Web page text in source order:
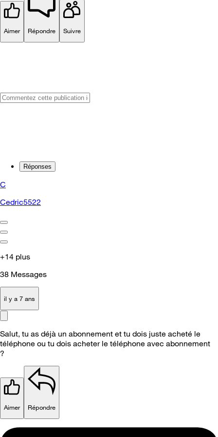
Aimer Répondre Suivre
Réponses
C
Cedric5522
+14 plus
38 Messages
il y a 7 ans
Salut, tu as déjà un abonnement et tu dois juste acheté le
téléphone ou tu dois acheter le téléphone avec abonnement
?
Aimer Répondre